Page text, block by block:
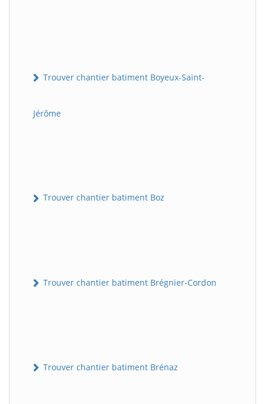
Trouver chantier batiment Boyeux-Saint-
Jérôme
Trouver chantier batiment Boz
Trouver chantier batiment Brégnier-Cordon
Trouver chantier batiment Brénaz